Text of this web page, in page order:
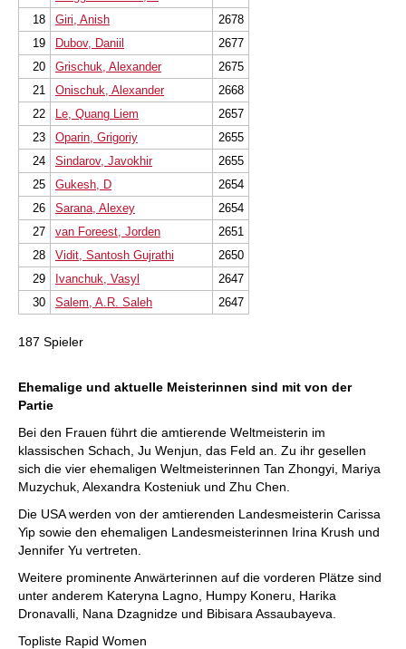
18
Giri, Anish
2678
19
Dubov, Daniil
2677
20
Grischuk, Alexander
2675
21
Onischuk, Alexander
2668
22
Le, Quang Liem
2657
23
Oparin, Grigoriy
2655
24
Sindarov, Javokhir
2655
25
Gukesh, D
2654
26
Sarana, Alexey
2654
27
van Foreest, Jorden
2651
28
Vidit, Santosh Gujrathi
2650
29
Ivanchuk, Vasyl
2647
30
Salem, A.R. Saleh 2647
187 Spieler
Ehemalige und aktuelle Meisterinnen sind mit von der
Partie
Bei den Frauen führt die amtierende Weltmeisterin im
klassischen Schach, Ju Wenjun, das Feld an. Zu ihr gesellen
sich die vier ehemaligen Weltmeisterinnen Tan Zhongyi, Mariya
Muzychuk, Alexandra Kosteniuk und Zhu Chen.
Die USA werden von der amtierenden Landesmeisterin Carissa
Yip sowie den ehemaligen Landesmeisterinnen Irina Krush und
Jennifer Yu vertreten.
Weitere prominente Anwärterinnen auf die vorderen Plätze sind
unter anderem Kateryna Lagno, Humpy Koneru, Harika
Dronavalli, Nana Dzagnidze und Bibisara Assaubayeva.
Topliste Rapid Women